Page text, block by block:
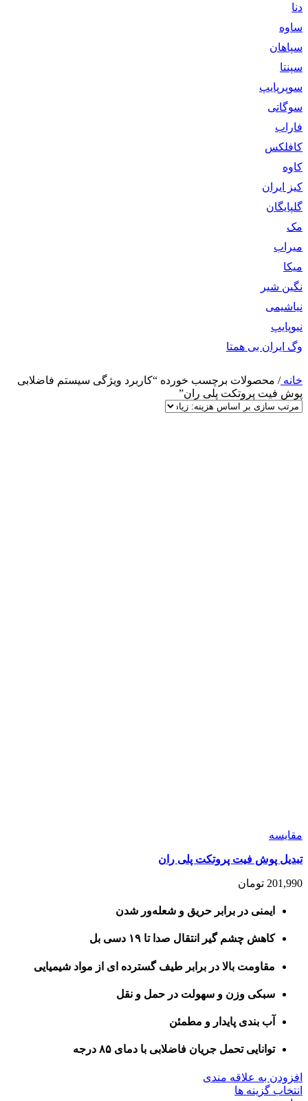
دنا
ساوه
سپاهان
سپنتا
سوپرپایپ
سوگاتی
فاراب
کافلکس
کاوه
کیز ایران
گلپایگان
مک
میراب
میکا
نگین شیر
نیاشیمی
نیوپایپ
وگ ایران بی همتا
خانه/ محصولات برچسب خورده “کاربرد ویژگی سیستم فاضلابی
پوش فیت پروتکت پلی ران”
مقايسه
تبدیل پوش فیت پروتکت پلی ران
201,990 تومان
ایمنی در برابر حریق و شعله‌ور شدن
کاهش چشم گیر انتقال صدا تا ۱۹ دسی بل
مقاومت بالا در برابر طیف گسترده ای از مواد شیمیایی
سبکی وزن و سهولت در حمل و نقل
آب بندی پایدار و مطمئن
توانایی تحمل جریان فاضلابی با دمای ۸۵ درجه
افزودن به علاقه مندی
انتخاب گزینه ها